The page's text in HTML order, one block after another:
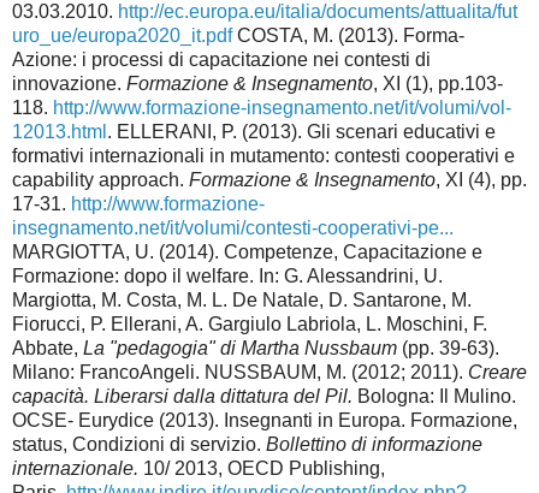
03.03.2010. http://ec.europa.eu/italia/documents/attualita/fut
uro_ue/europa2020_it.pdfCOSTA, M. (2013). Forma-
Azione: i processi di capacitazione nei contesti di
innovazione. Formazione & Insegnamento, XI (1), pp.103-
118. http://www.formazione-insegnamento.net/it/volumi/vol-
12013.html . ELLERANI, P. (2013). Gli scenari educativi e
formativi internazionali in mutamento: contesti cooperativi e
capability approach. Formazione & Insegnamento, XI (4), pp.
17-31. http://www.formazione-
insegnamento.net/it/volumi/contesti-cooperativi-pe...
MARGIOTTA, U. (2014). Competenze, Capacitazione e
Formazione: dopo il welfare. In: G. Alessandrini, U.
Margiotta, M. Costa, M. L. De Natale, D. Santarone, M.
Fiorucci, P. Ellerani, A. Gargiulo Labriola, L. Moschini, F.
Abbate, La "pedagogia" di Martha Nussbaum (pp. 39-63).
Milano: FrancoAngeli. NUSSBAUM, M. (2012; 2011). Creare
capacità. Liberarsi dalla dittatura del Pil. Bologna: Il Mulino.
OCSE- Eurydice (2013). Insegnanti in Europa. Formazione,
status, Condizioni di servizio. Bollettino di informazione
internazionale. 10/ 2013, OECD Publishing,